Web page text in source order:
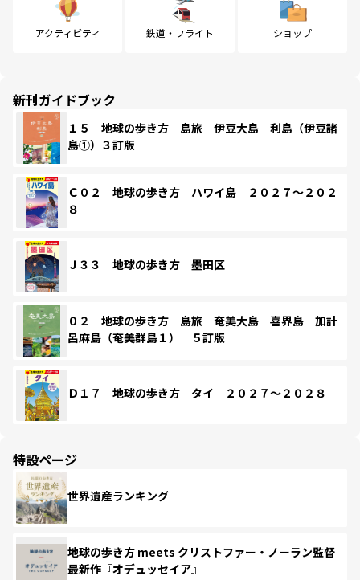
アクティビティ 鉄道・フライト ショップ
新刊ガイドブック
１５ 地球の歩き方 島旅 伊豆大島 利島（伊豆諸
島①）３訂版
Ｃ０２ 地球の歩き方 ハワイ島 ２０２７～２０２
８
Ｊ３３ 地球の歩き方 墨田区
０２ 地球の歩き方 島旅 奄美大島 喜界島 加計
呂麻島（奄美群島１） ５訂版
Ｄ１７ 地球の歩き方 タイ ２０２７～２０２８
特設ページ
世界遺産ランキング
地球の歩き方 meets クリストファー・ノーラン監督
最新作『オデュッセイア』